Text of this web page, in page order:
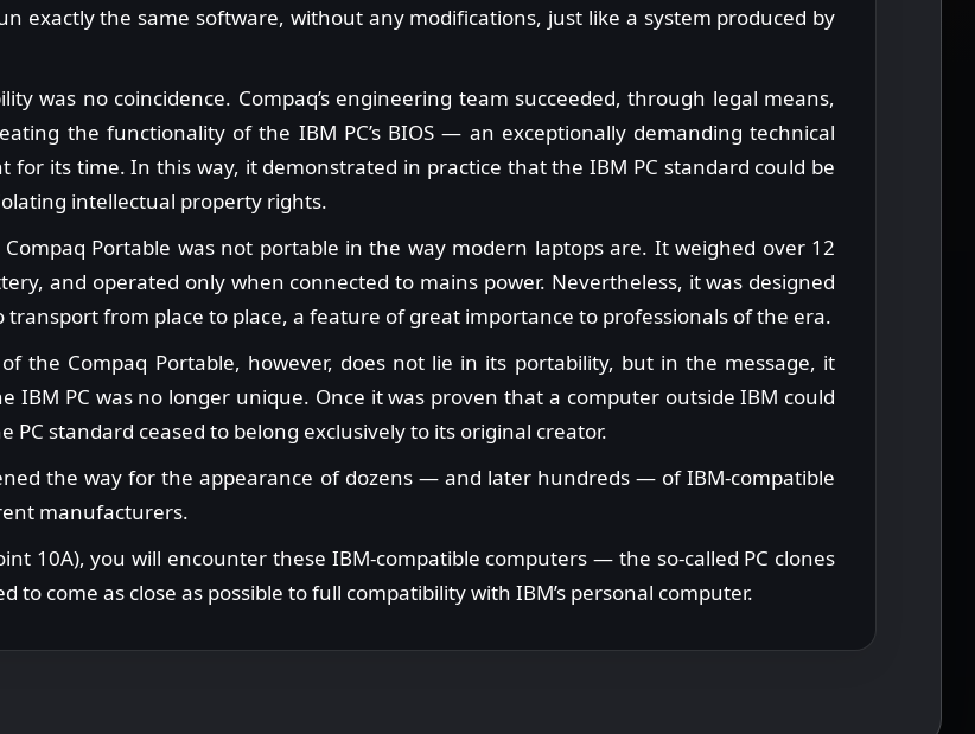
exactly the same software, without any modifications, just like a system produced by
was no coincidence. Compaq’s engineering team succeeded, through legal means,
the functionality of the IBM PC’s BIOS — an exceptionally demanding technical
for its time. In this way, it demonstrated in practice that the IBM PC standard could be
intellectual property rights.
Portable was not portable in the way modern laptops are. It weighed over 12
and operated only when connected to mains power. Nevertheless, it was designed
transport from place to place, a feature of great importance to professionals of the era.
the Compaq Portable, however, does not lie in its portability, but in the message, it
IBM PC was no longer unique. Once it was proven that a computer outside IBM could
PC standard ceased to belong exclusively to its original creator.
the way for the appearance of dozens — and later hundreds — of IBM-compatible
manufacturers.
10A), you will encounter these IBM-compatible computers — the so-called PC clones
to come as close as possible to full compatibility with IBM’s personal computer.